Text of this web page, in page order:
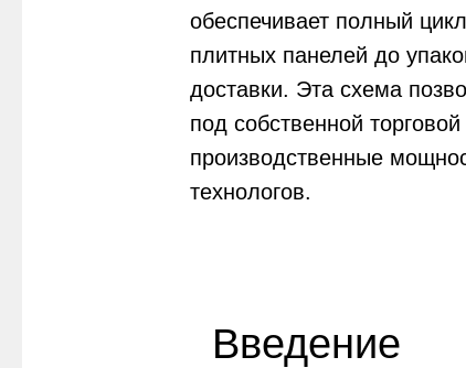
обеспечивает полный
плитных панелей до
доставки. Эта схема
под собственной
производственные
технологов.
Введение